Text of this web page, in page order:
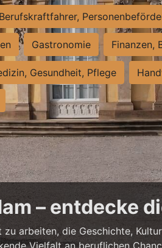
Berufskraftfahrer,
Gastronomie Finanzen,
Gesundheit, Pflege
– entdecke
arbeiten, die Geschichte,